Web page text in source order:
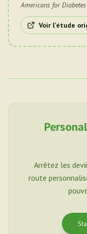
Americans for
Voir l'étude
Arrêtez les
route